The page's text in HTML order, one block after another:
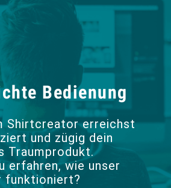
Bedienung
Shirtcreator erreichst
und zügig dein
Traumprodukt.
erfahren, wie unser
funktioniert?